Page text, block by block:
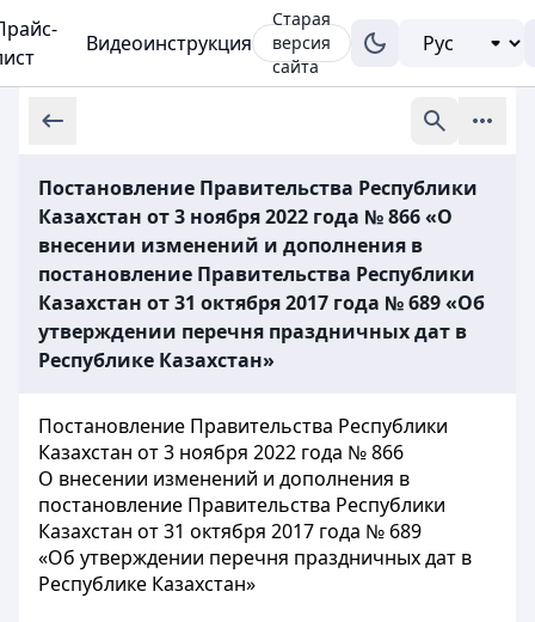
Видеоинструкция
Старая
версия
сайта
Постановление Правительства Республики
Казахстан от 3 ноября 2022 года № 866 «О
внесении изменений и дополнения в
постановление Правительства Республики
Казахстан от 31 октября 2017 года № 689 «Об
утверждении перечня праздничных дат в
Республике Казахстан»
Постановление Правительства Республики
Казахстан от 3 ноября 2022 года № 866
О внесении изменений и дополнения в
постановление Правительства Республики
Казахстан от 31 октября 2017 года № 689
«Об утверждении перечня праздничных дат в
Республике Казахстан»